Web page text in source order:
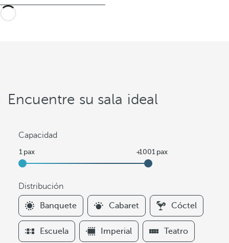
Encuentre su sala ideal
Capacidad
Distribución
F
i
l
t
Banquete Cabaret Cóctel
Escuela Imperial Teatro